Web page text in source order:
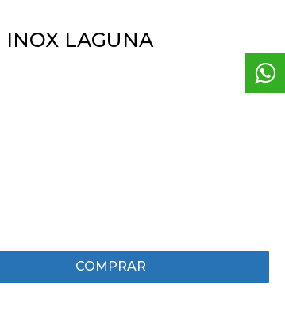
INOX LAGUNA
COMPRAR